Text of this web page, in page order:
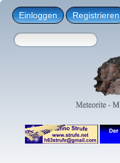
Einloggen Registrieren